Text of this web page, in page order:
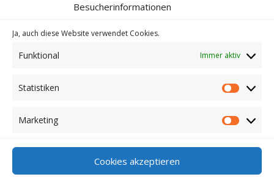
Besucherinformationen
Ja, auch diese Website verwendet Cookies.
Funktional Immer aktiv
Statistiken
Marketing
Cookies akzeptieren
Kontakt
Datenschutz
*Werbehinweis: Bei dieser Website handelt es sich
Kaufverträge über die dargestellten Artikel abschließen.
Für einen Kauf klicken auf die jeweiligen Links. Dann
werden Sie zu den entsprechenden Webseiten der